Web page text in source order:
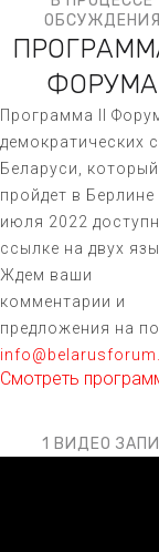
ОБСУЖДЕНИЯ
ФОРУМА
Программа II
демократических
Беларуси, который
пройдет в Берлине
июля 2022
ссылке на двух
Ждем ваши
комментарии и
предложения на
Смотреть
1 ВИДЕО